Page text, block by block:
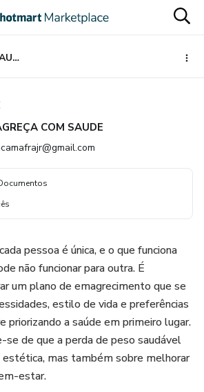
EMAGREÇA COM SAUDE
COM SAUDE
pessoa é única, e o que funciona
não funcionar para outra. É
um plano de emagrecimento que se
estilo de vida e preferências
priorizando a saúde em primeiro lugar.
de que a perda de peso saudável
estética, mas também sobre melhorar
estar.